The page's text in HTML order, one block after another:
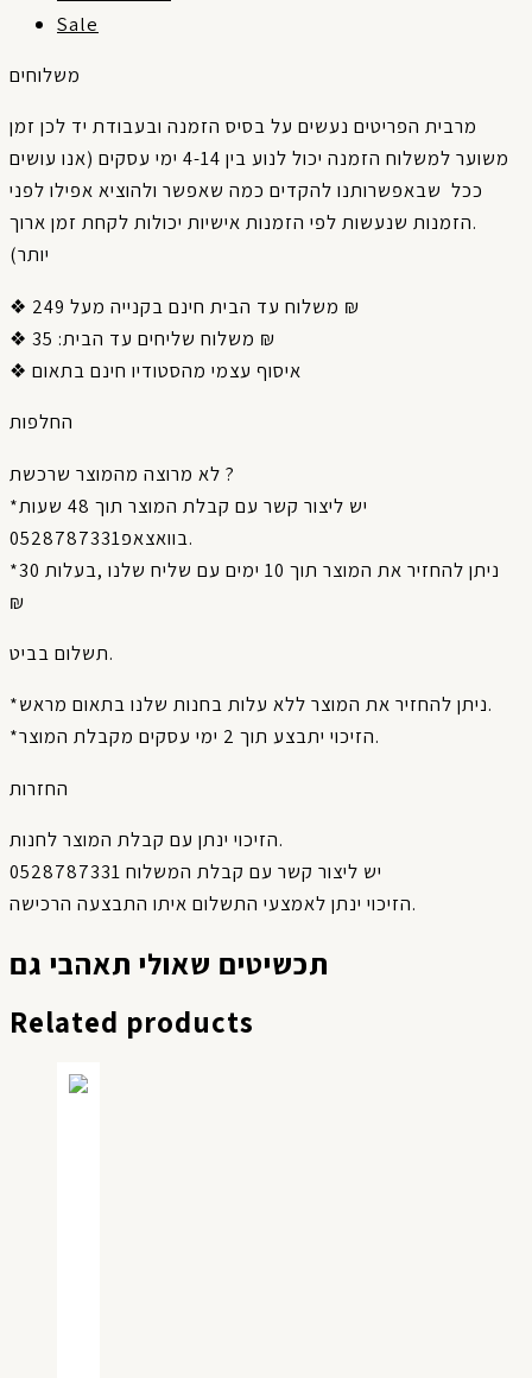
Sale
משלוחים
מרבית הפריטים נעשים על בסיס הזמנה ובעבודת יד לכן זמן
משוער למשלוח הזמנה יכול לנוע בין ימי עסקים (אנו עושים
ככל שבאפשרותנו להקדים כמה שאפשר ולהוציא אפילו לפני
.הזמנות שנעשות לפי הזמנות אישיות יכולות לקחת זמן ארוך
יותר)
❖ משלוח עד הבית חינם בקנייה מעל 249 ₪
❖ משלוח שליחים עד הבית: 35 ₪
❖ איסוף עצמי מהסטודיו חינם בתאום
החלפות
לא מרוצה מהמוצר שרכשת ?
*יש ליצור קשר עם קבלת המוצר תוך 48 שעות
בוואצאפ0528787331.
*ניתן להחזיר את המוצר תוך 10 ימים עם שליח שלנו ,בעלות 30
₪
תשלום בביט.
*ניתן להחזיר את המוצר ללא עלות בחנות שלנו בתאום מראש.
*הזיכוי יתבצע תוך 2 ימי עסקים מקבלת המוצר.
החזרות
הזיכוי ינתן עם קבלת המוצר לחנות.
יש ליצור קשר עם קבלת המשלוח 0528787331
הזיכוי ינתן לאמצעי התשלום איתו התבצעה הרכישה.
תכשיטים שאולי תאהבי גם
Related products